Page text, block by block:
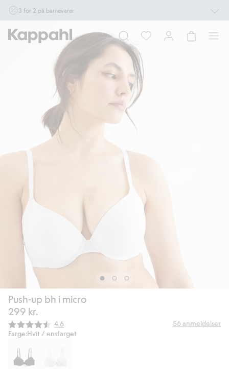
3 for 2 på barnevarer
17/8 i butikk & online for deg som er eller blir medlem. Kan ikke kombineres med
andre tilbud eller rabatter.
Handle nå
Push-up bh i micro
299 kr.
Gjennomsnittskarakter:
4.6 56 anmeldelser
Farge:Hvit / ensfarget